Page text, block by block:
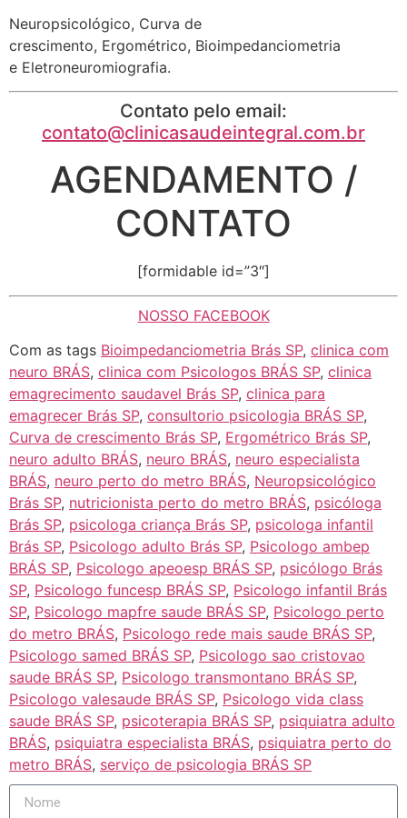
Neuropsicológico, Curva de
crescimento, Ergométrico, Bioimpedanciometria
e Eletroneuromiografia.
Contato pelo email:
contato@clinicasaudeintegral.com.br
AGENDAMENTO /
CONTATO
[formidable id=”3″]
NOSSO FACEBOOK
Com as tags Bioimpedanciometria Brás SP, clinica com
neuro BRÁS, clinica com Psicologos BRÁS SP, clinica
emagrecimento saudavel Brás SP, clinica para
emagrecer Brás SP, consultorio psicologia BRÁS SP,
Curva de crescimento Brás SP, Ergométrico Brás SP,
neuro adulto BRÁS, neuro BRÁS, neuro especialista
BRÁS, neuro perto do metro BRÁS, Neuropsicológico
Brás SP, nutricionista perto do metro BRÁS, psicóloga
Brás SP, psicologa criança Brás SP, psicologa infantil
Brás SP, Psicologo adulto Brás SP, Psicologo ambep
BRÁS SP, Psicologo apeoesp BRÁS SP, psicólogo Brás
SP, Psicologo funcesp BRÁS SP, Psicologo infantil Brás
SP, Psicologo mapfre saude BRÁS SP, Psicologo perto
do metro BRÁS, Psicologo rede mais saude BRÁS SP,
Psicologo samed BRÁS SP, Psicologo sao cristovao
saude BRÁS SP, Psicologo transmontano BRÁS SP,
Psicologo valesaude BRÁS SP, Psicologo vida class
saude BRÁS SP, psicoterapia BRÁS SP, psiquiatra adulto
BRÁS, psiquiatra especialista BRÁS, psiquiatra perto do
metro BRÁS, serviço de psicologia BRÁS SP